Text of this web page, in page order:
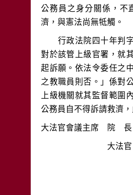
公務員之身分關係，不
行政法院四十年判字
對於該管上級官署，就
起訴願。依法令委任之
之教職員則否。」係對
上級機關就其監督範圍